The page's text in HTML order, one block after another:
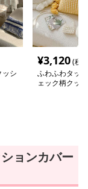
ッシ
¥3,120(税
ふわふわタッ
ェック柄クッ
ョンカバー